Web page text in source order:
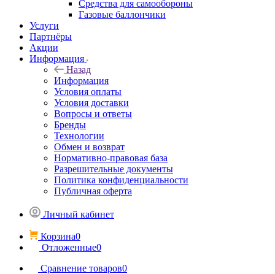
Средства для самообороны
Газовые баллончики
Услуги
Партнёры
Акции
Информация
Назад
Информация
Условия оплаты
Условия доставки
Вопросы и ответы
Бренды
Технологии
Обмен и возврат
Нормативно-правовая база
Разрешительные документы
Политика конфиденциальности
Публичная оферта
Личный кабинет
Корзина0
Отложенные0
Сравнение товаров0